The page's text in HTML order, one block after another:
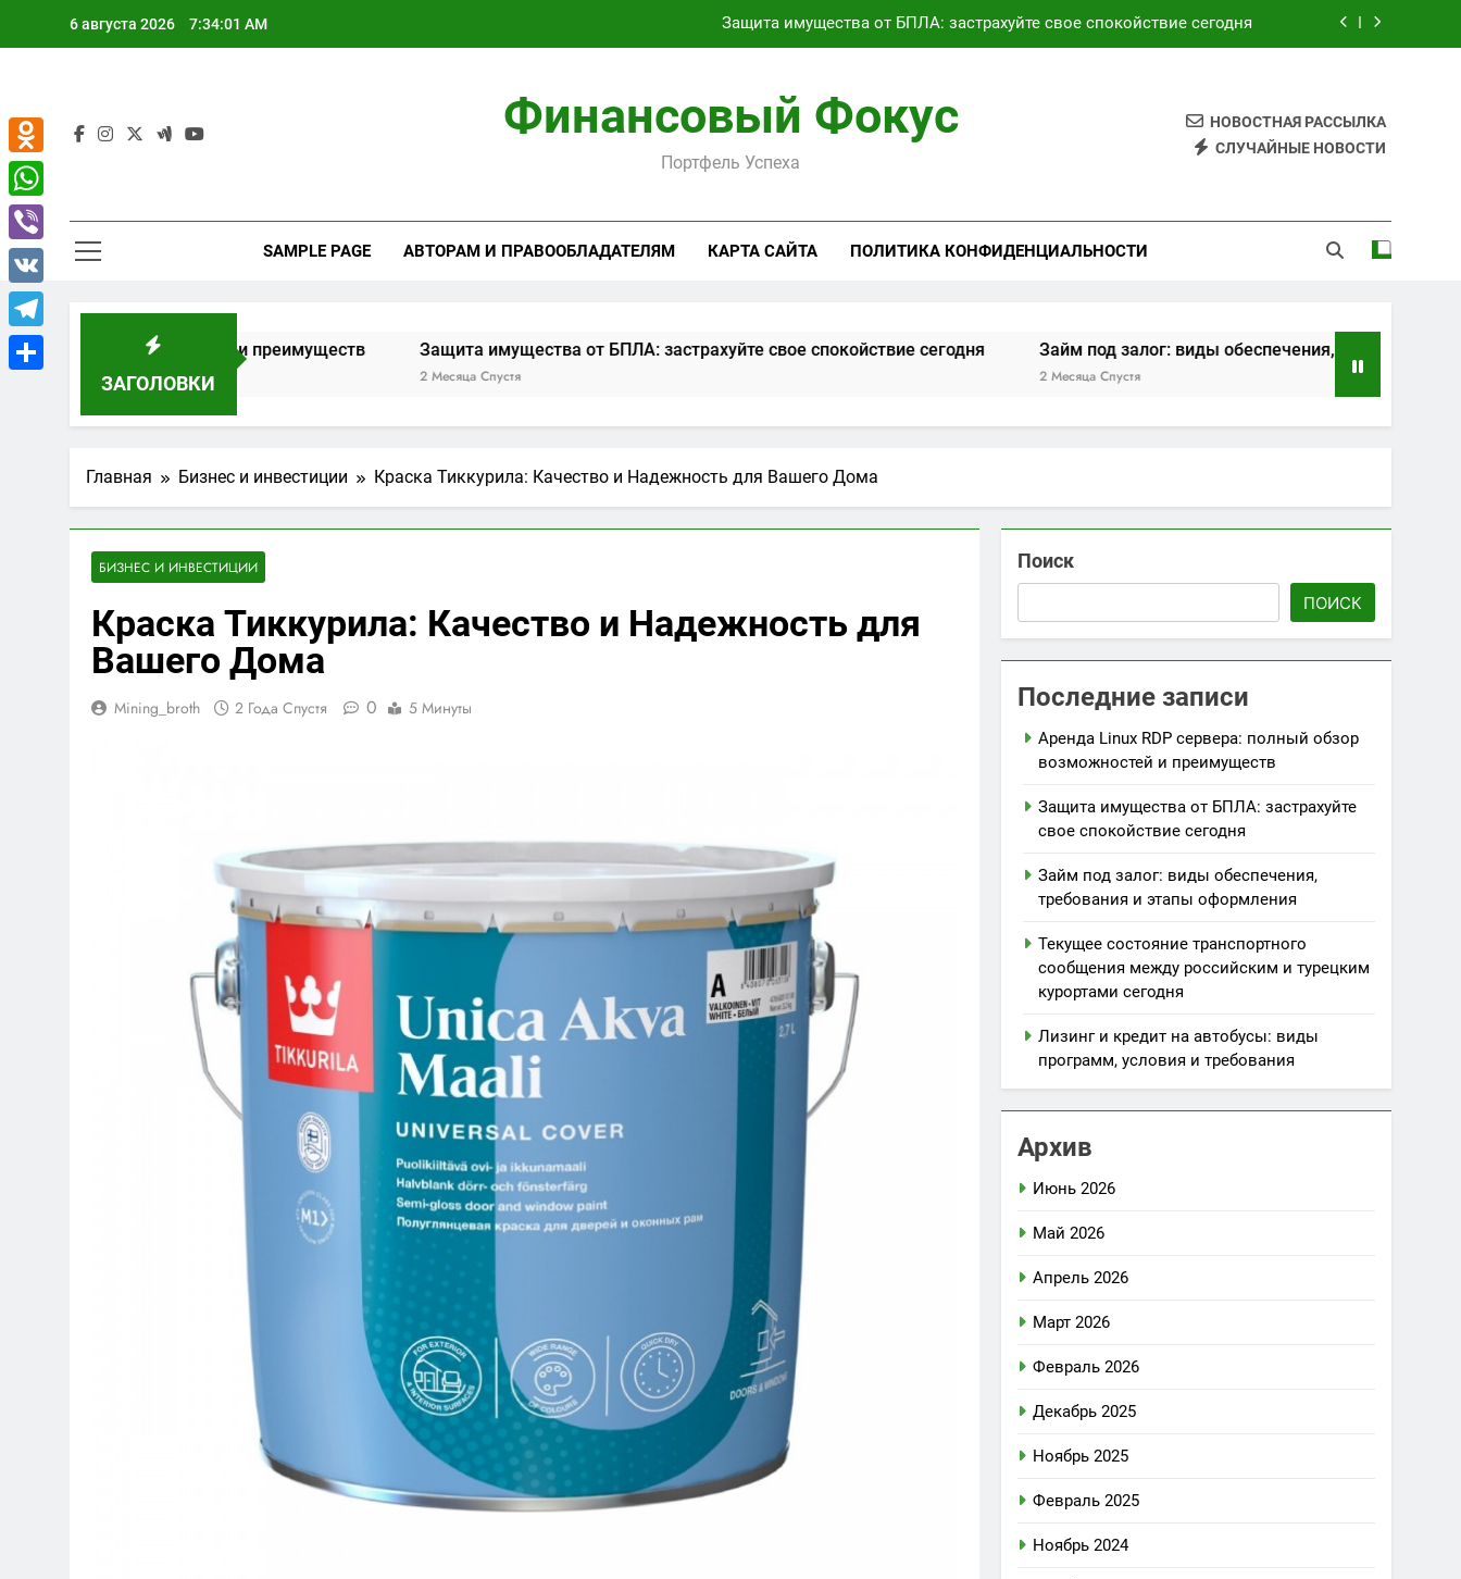
6 августа 2026 7:34:02 AM Защита имущества от БПЛА: застрахуйте свое спокойствие сегодня
Текущее состояние транспортного сообщения между российским и турецким курортами сегодня
Аренда Linux RDP сервера: полный обзор возможностей и преимуществ
Займ под залог: виды обеспечения, требования и этапы оформления
Финансовый Фокус
Портфель Успеха
НОВОСТНАЯ РАССЫЛКА
СЛУЧАЙНЫЕ НОВОСТИ
SAMPLE PAGE АВТОРАМ И ПРАВООБЛАДАТЕЛЯМ КАРТА САЙТА ПОЛИТИКА КОНФИДЕНЦИАЛЬНОСТИ
ЗАГОЛОВКИ
и преимуществ Защита имущества от БПЛА: застрахуйте свое спокойствие сегодня Займ под залог: виды обеспечения, требования и этапы
Главная Бизнес и инвестиции Краска Тиккурила: Качество и Надежность для Вашего Дома
БИЗНЕС И ИНВЕСТИЦИИ
Краска Тиккурила: Качество и Надежность для
Вашего Дома
Mining_broth 2 Года Спустя 0 5 Минуты
Поиск
ПОИСК
Последние записи
Аренда Linux RDP сервера: полный обзор
возможностей и преимуществ
Защита имущества от БПЛА: застрахуйте
свое спокойствие сегодня
Займ под залог: виды обеспечения,
требования и этапы оформления
Текущее состояние транспортного
сообщения между российским и турецким
курортами сегодня
Лизинг и кредит на автобусы: виды
программ, условия и требования
Архив
Июнь 2026
Май 2026
Апрель 2026
Март 2026
Февраль 2026
Декабрь 2025
Ноябрь 2025
Февраль 2025
Ноябрь 2024
Odnoklassniki
WhatsApp
Viber
VK
Telegram